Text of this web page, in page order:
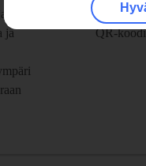
ja hotelleja
ja
Lataa
QR-